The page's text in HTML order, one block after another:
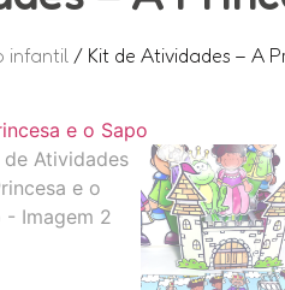
infantil/ Kit de Atividades – A